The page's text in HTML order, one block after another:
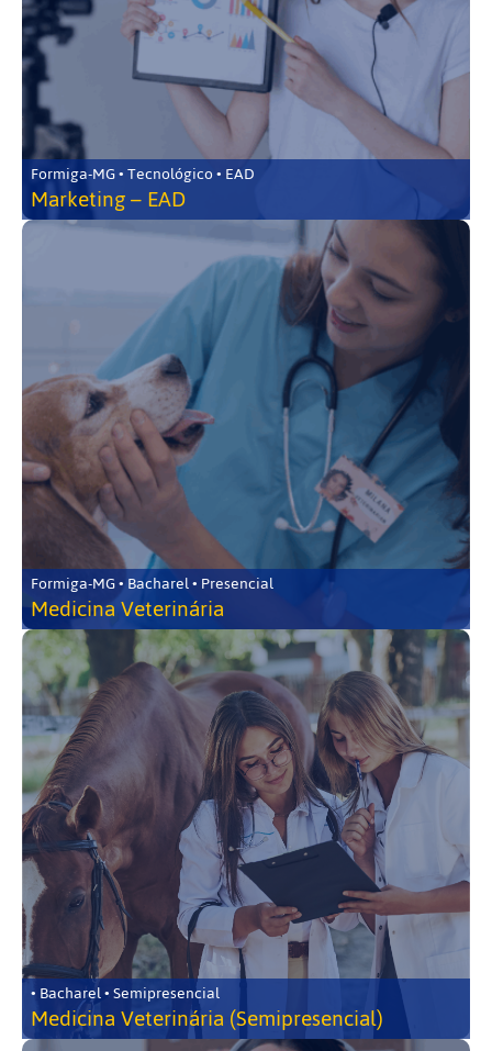
Formiga-MG • Tecnológico • EAD
Marketing – EAD
Formiga-MG • Bacharel • Presencial
Medicina Veterinária
• Bacharel • Semipresencial
Medicina Veterinária (Semipresencial)